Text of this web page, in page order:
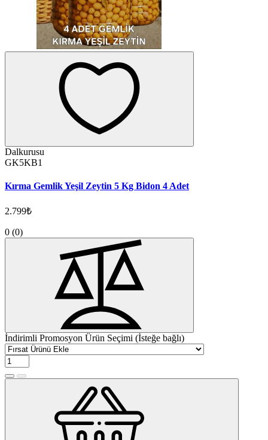
Dalkurusu
GK5KB1
Kırma Gemlik Yeşil Zeytin 5 Kg Bidon 4 Adet
2.799₺
0 (0)
İndirimli Promosyon Ürün Seçimi (İsteğe bağlı)